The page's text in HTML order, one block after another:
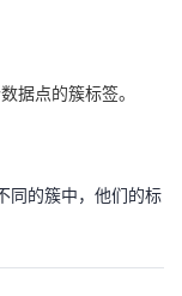
据点的簇标签。
同的簇中，他们的标